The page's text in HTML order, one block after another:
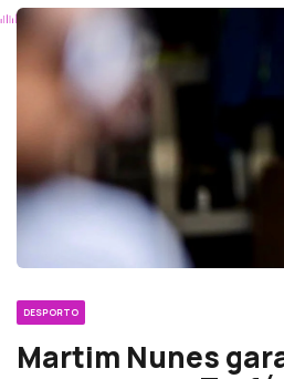
DESPORTO
Martim Nunes